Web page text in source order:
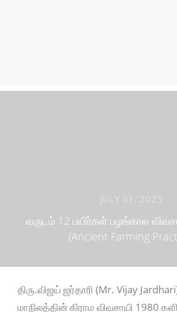
JULY 01, 2025
வருடம் 12 பயிர்கள் பழங்கால
(Ancient Farming
திரு.விஜய் ஜர்தாரி (Mr. Vijay
மாநிலத்தின் கிராம விவசாயி 1980